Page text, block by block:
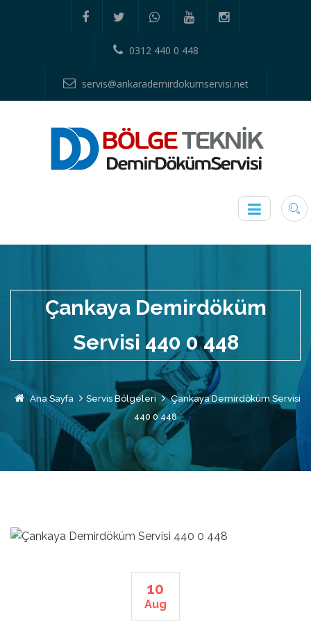
0312 440 0 448
servis@ankarademirdokumservisi.net
Çankaya Demirdöküm
Servisi 440 0 448
Ana Sayfa Servis Bölgeleri
Çankaya Demirdöküm Servisi
440 0 448
10
Aug